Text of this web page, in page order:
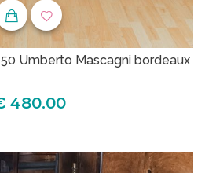
Umberto Mascagni bordeaux
480.00